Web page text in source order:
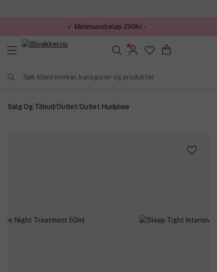
✓ Minimumsbeløp 299kr,-
Søk blant merker, kategorier og produkter
Salg Og Tilbud/Outlet/Outlet Hudpleie